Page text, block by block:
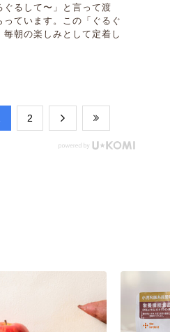
ぐるして〜」と言って渡
っています。この「ぐるぐ
朝の楽しみとして定着し
​2